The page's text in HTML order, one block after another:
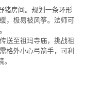
猪房间。规划一条环形
，极易被风筝。法师可
送至祖玛寺庙，挑战祖
格外小心弓箭手，可利